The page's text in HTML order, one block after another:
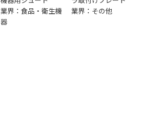
業界：食品・衛生機
器
業界：その他